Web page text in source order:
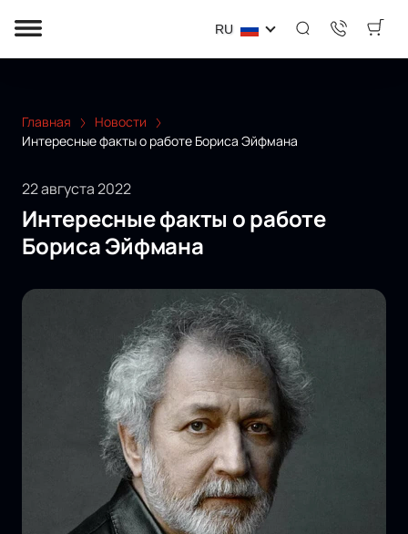
RU
Главная
Новости
Интересные факты о работе Бориса Эйфмана
22 августа 2022
Интересные факты о работе
Бориса Эйфмана